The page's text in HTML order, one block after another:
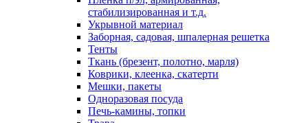
стабилизированная и т.д.
Укрывной материал
Заборная, садовая, шпалерная решетка
Тенты
Ткань (брезент, полотно, марля)
Коврики, клеенка, скатерти
Мешки, пакеты
Одноразовая посуда
Печь-камины, топки